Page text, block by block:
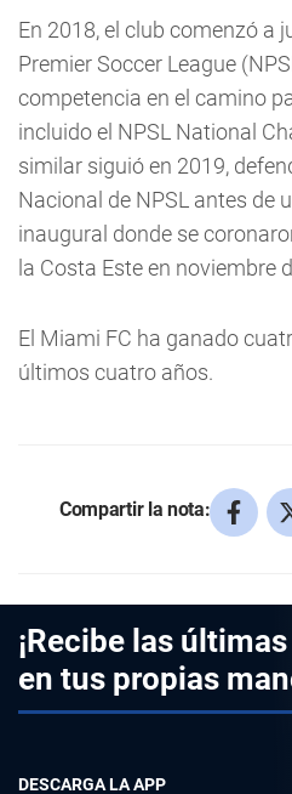
En 2018, el club comenzó a
Premier Soccer League
competencia en el camino
incluido el NPSL National
similar siguió en 2019,
Nacional de NPSL antes de
inaugural donde se
la Costa Este en noviembre
El Miami FC ha ganado
últimos cuatro años.
Compartir la nota:
¡Recibe las
en tus propias
DESCARGA LA APP